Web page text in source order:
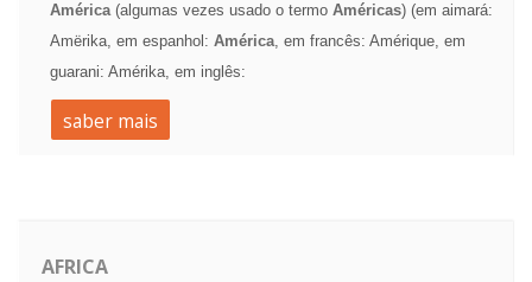
América(algumas vezes usado o termo Américas) (em aimará:
Amërika, em espanhol: América, em francês: Amérique, em
guarani: Amérika, em inglês:
saber mais
AFRICA